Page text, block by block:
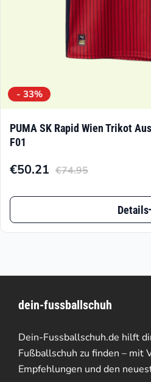
- 33%
PUMA SK Rapid Wien Trikot
F01
€74.95
Ursprünglicher
Preis
€74.95
€50.21
Aktueller
Preis
€50.21.
Dieses
Produkt
auf.
Die
Optionen
können
Details
dein-fussballschuh
Dein-Fussballschuh.de hilft
Fußballschuh zu finden – mit
Empfehlungen und den